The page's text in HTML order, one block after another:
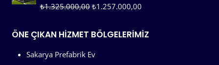
₺1.325.000,00 ₺1.257.000,00
ÖNE ÇIKAN HIZMET BÖLGELERIMIZ
Sakarya Prefabrik Ev